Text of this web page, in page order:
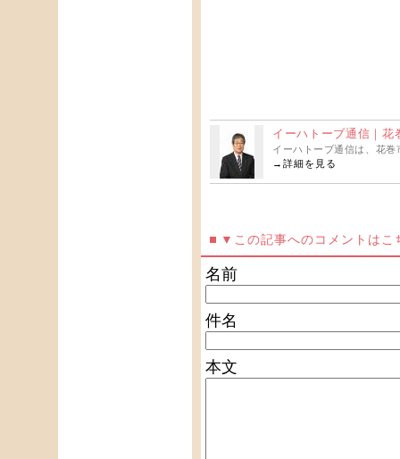
イーハトーブ通信｜
イーハトーブ通信は、花
→ 詳細を見る
▼この記事へのコメントはこ
名前
件名
本文